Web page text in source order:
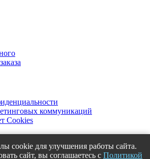
коммуникаций
Cookies
. Все права защищены.
cookie для улучшения работы сайта.
сайт, вы соглашаетесь с Политикой